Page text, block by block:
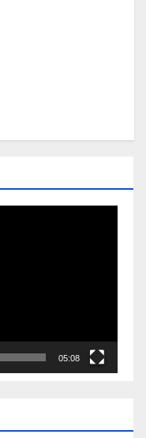
05:08